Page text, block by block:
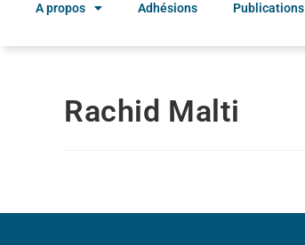
A propos Adhésions Publications
Rachid Malti